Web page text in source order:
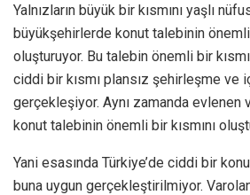
Yalnızların büyük bir kısmını yaşlı
büyükşehirlerde konut talebinin önemli
oluşturuyor. Bu talebin önemli bir
ciddi bir kısmı plansız şehirleşme ve
gerçekleşiyor. Aynı zamanda evlenen
konut talebinin önemli bir kısmını
Yani esasında Türkiye’de ciddi bir
buna uygun gerçekleştirilmiyor.